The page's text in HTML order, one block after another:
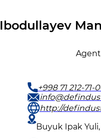
Ibodullayev
+998 71 212-71-
http://
Buyuk Ipak